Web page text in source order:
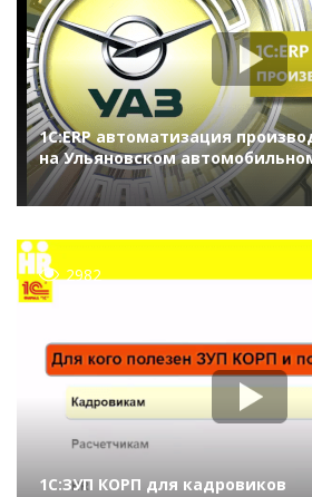
1С:ERP автоматизация
на Ульяновском
2982
1С:ЗУП КОРП для кадровиков